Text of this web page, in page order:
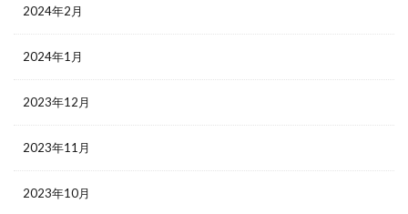
2024年2月
2024年1月
2023年12月
2023年11月
2023年10月